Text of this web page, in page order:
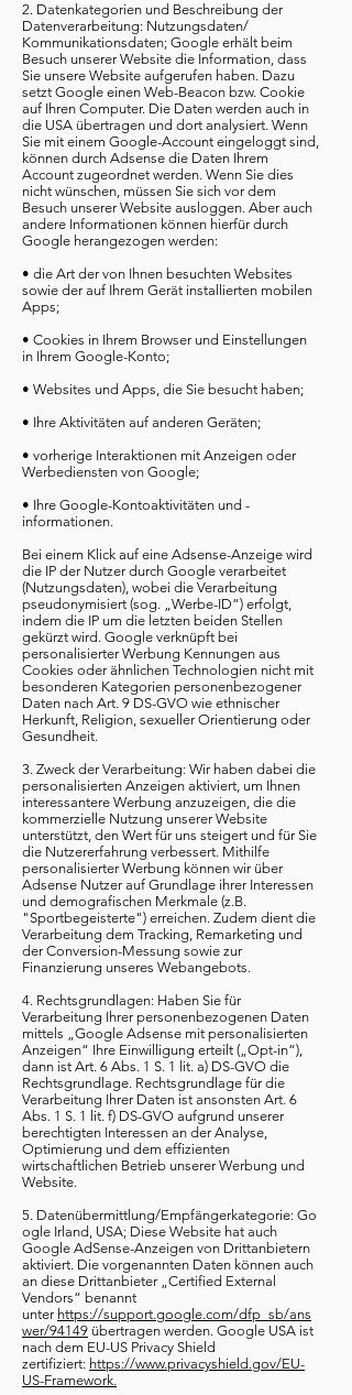
2. Datenkategorien und Beschreibung der
Datenverarbeitung: Nutzungsdaten/
Kommunikationsdaten; Google erhält beim
Besuch unserer Website die Information, dass
Sie unsere Website aufgerufen haben. Dazu
setzt Google einen Web-Beacon bzw. Cookie
auf Ihren Computer. Die Daten werden auch in
die USA übertragen und dort analysiert. Wenn
Sie mit einem Google-Account eingeloggt sind,
können durch Adsense die Daten Ihrem
Account zugeordnet werden. Wenn Sie dies
nicht wünschen, müssen Sie sich vor dem
Besuch unserer Website ausloggen. Aber auch
andere Informationen können hierfür durch
Google herangezogen werden:
• die Art der von Ihnen besuchten Websites
sowie der auf Ihrem Gerät installierten mobilen
Apps;
• Cookies in Ihrem Browser und Einstellungen
in Ihrem Google-Konto;
• Websites und Apps, die Sie besucht haben;
• Ihre Aktivitäten auf anderen Geräten;
• vorherige Interaktionen mit Anzeigen oder
Werbediensten von Google;
• Ihre Google-Kontoaktivitäten und -
informationen.
Bei einem Klick auf eine Adsense-Anzeige wird
die IP der Nutzer durch Google verarbeitet
(Nutzungsdaten), wobei die Verarbeitung
pseudonymisiert (sog. „Werbe-ID“) erfolgt,
indem die IP um die letzten beiden Stellen
gekürzt wird. Google verknüpft bei
personalisierter Werbung Kennungen aus
Cookies oder ähnlichen Technologien nicht mit
besonderen Kategorien personenbezogener
Daten nach Art. 9 DS-GVO wie ethnischer
Herkunft, Religion, sexueller Orientierung oder
Gesundheit.
3. Zweck der Verarbeitung: Wir haben dabei die
personalisierten Anzeigen aktiviert, um Ihnen
interessantere Werbung anzuzeigen, die die
kommerzielle Nutzung unserer Website
unterstützt, den Wert für uns steigert und für Sie
die Nutzererfahrung verbessert. Mithilfe
personalisierter Werbung können wir über
Adsense Nutzer auf Grundlage ihrer Interessen
und demografischen Merkmale (z.B.
"Sportbegeisterte") erreichen. Zudem dient die
Verarbeitung dem Tracking, Remarketing und
der Conversion-Messung sowie zur
Finanzierung unseres Webangebots.
4. Rechtsgrundlagen: Haben Sie für
Verarbeitung Ihrer personenbezogenen Daten
mittels „Google Adsense mit personalisierten
Anzeigen“ Ihre Einwilligung erteilt („Opt-in“),
dann ist Art. 6 Abs. 1 S. 1 lit. a) DS-GVO die
Rechtsgrundlage. Rechtsgrundlage für die
Verarbeitung Ihrer Daten ist ansonsten Art. 6
Abs. 1 S. 1 lit. f) DS-GVO aufgrund unserer
berechtigten Interessen an der Analyse,
Optimierung und dem effizienten
wirtschaftlichen Betrieb unserer Werbung und
Website.
5. Datenübermittlung/Empfängerkategorie: Go
ogle Irland, USA; Diese Website hat auch
Google AdSense-Anzeigen von Drittanbietern
aktiviert. Die vorgenannten Daten können auch
an diese Drittanbieter „Certified External
Vendors“ benannt
unter https://support.google.com/dfp_sb/ans
wer/94149 übertragen werden. Google USA ist
nach dem EU-US Privacy Shield
zertifiziert: https://www.privacyshield.gov/EU-
US-Framework.